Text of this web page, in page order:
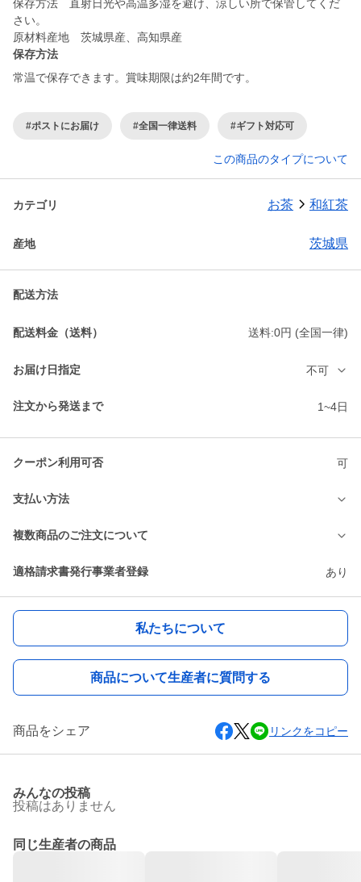
保存方法 直射日光や高温多湿を避け、涼しい所で保管してくだ
さい。
原材料産地 茨城県産、高知県産
保存方法
常温で保存できます。賞味期限は約2年間です。
#ポストにお届け #全国一律送料 #ギフト対応可
この商品のタイプについて
カテゴリ お茶 和紅茶
産地 茨城県
配送方法
配送料金（送料） 送料:0円 (全国一律)
お届け日指定 不可
注文から発送まで 1~4日
クーポン利用可否 可
支払い方法
複数商品のご注文について
適格請求書発行事業者登録 あり
私たちについて
商品について生産者に質問する
商品をシェア リンクをコピー
みんなの投稿
投稿はありません
同じ生産者の商品